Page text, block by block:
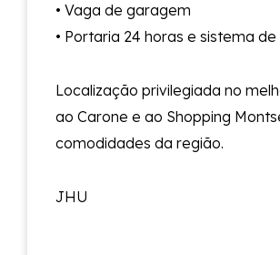
• Vaga de garagem
• Portaria 24 horas e sistema
Localização privilegiada no
ao Carone e ao Shopping
comodidades da região.
JHU